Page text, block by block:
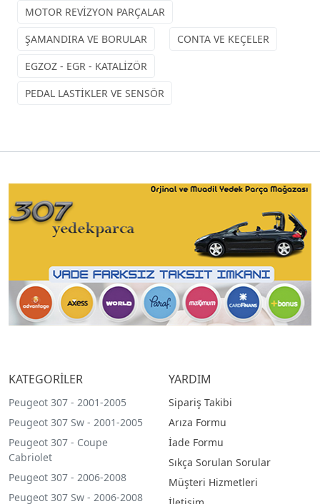
MOTOR REVİZYON PARÇALAR
ŞAMANDIRA VE BORULAR
CONTA VE KEÇELER
EGZOZ - EGR - KATALİZÖR
PEDAL LASTİKLER VE SENSÖR
KATEGORİLER
Peugeot 307 - 2001-2005
Peugeot 307 Sw - 2001-2005
Peugeot 307 - Coupe
Cabriolet
Peugeot 307 - 2006-2008
Peugeot 307 Sw - 2006-2008
YARDIM
Sipariş Takibi
Arıza Formu
İade Formu
Sıkça Sorulan Sorular
Müşteri Hizmetleri